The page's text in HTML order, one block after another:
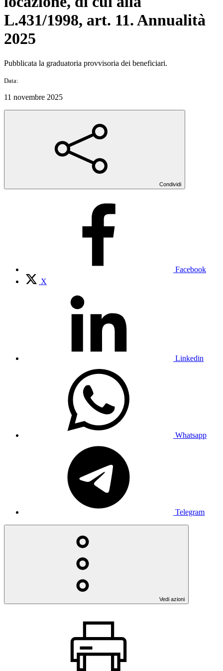
L.431/1998, art. 11. Annualità
2025
Pubblicata la graduatoria provvisoria dei beneficiari.
Data:
11 novembre 2025
Condividi
Facebook
X
Linkedin
Whatsapp
Telegram
Vedi azioni